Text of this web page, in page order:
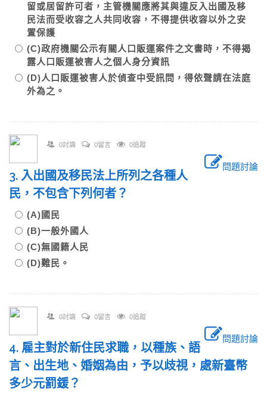
留或居留許可者，主管機關應將其與違反入出國及移
民法而受收容之人共同收容，不得提供收容以外之安
置保護
(C)政府機關公示有關人口販運案件之文書時，不得揭
露人口販運被害人之個人身分資訊
(D)人口販運被害人於偵查中受訊問，得依聲請在法庭
外為之。
0討論 0留言 0追蹤
問題討論
3. 入出國及移民法上所列之各種人
民，不包含下列何者？
(A)國民
(B)一般外國人
(C)無國籍人民
(D)難民。
0討論 0留言 0追蹤
問題討論
4. 雇主對於新住民求職，以種族、語
言、出生地、婚姻為由，予以歧視，處新臺幣
多少元罰鍰？